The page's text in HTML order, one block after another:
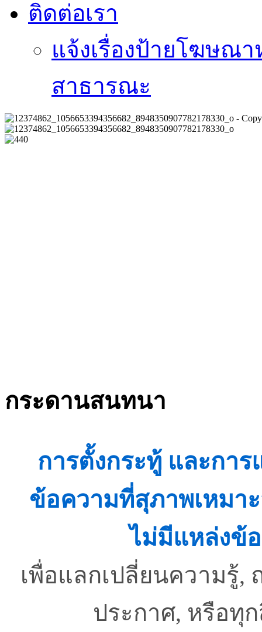
ติดต่อเรา
แจ้งเรื่องป้ายโฆษณ
สาธารณะ
กระดานสนทนา
การตั้งกระทู้ และกา
ข้อความที่สุภาพเหมา
ไม่มีแหล่งข้
เพื่อแลกเปลี่ยนความรู้
ประกาศ, หรือทุ